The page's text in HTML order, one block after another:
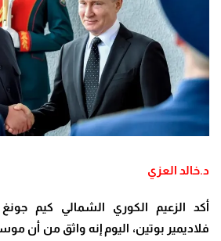
د.خالد العزي
أكد الزعيم الكوري الشمالي كيم
فلاديمير بوتين، اليوم إنه واثق من أن